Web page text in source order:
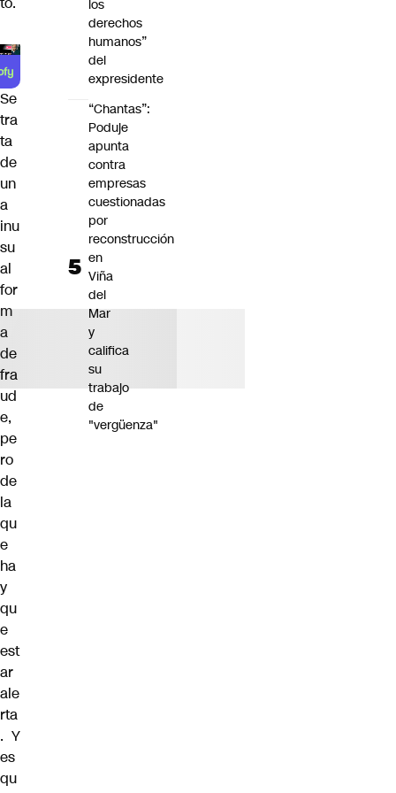
Se
tra
ta
de
un
a
inu
su
al
for
m
a
de
fra
ud
e,
pe
ro
de
la
qu
e
ha
y
qu
e
est
ar
ale
rta
. Y
es
qu
los
derechos
humanos”
del
expresidente
“Chantas”:
Poduje
apunta
contra
empresas
cuestionadas
por
reconstrucción
en
Viña
del
Mar
y
califica
su
trabajo
de
"vergüenza"